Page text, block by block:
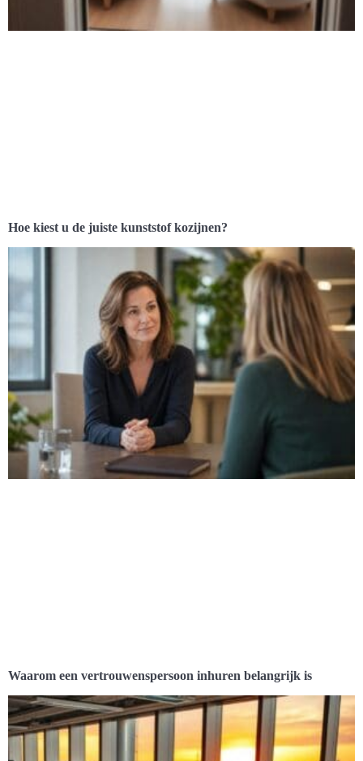
Hoe kiest u de juiste kunststof kozijnen?
Waarom een vertrouwenspersoon inhuren belangrijk is